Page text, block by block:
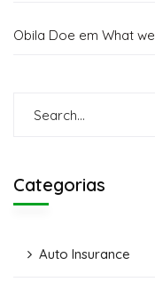
Obila Doe em What
Categorias
Auto Insurance